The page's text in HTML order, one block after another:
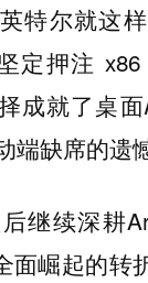
特尔就这
定押注
成就了桌面
端缺席的遗憾
继续深耕
面崛起的转